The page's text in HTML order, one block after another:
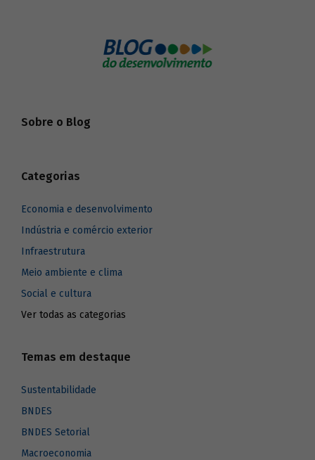
Sobre o Blog
Categorias
Economia e desenvolvimento
Indústria e comércio exterior
Infraestrutura
Meio ambiente e clima
Social e cultura
Ver todas as categorias
Temas em destaque
Sustentabilidade
BNDES
BNDES Setorial
Macroeconomia